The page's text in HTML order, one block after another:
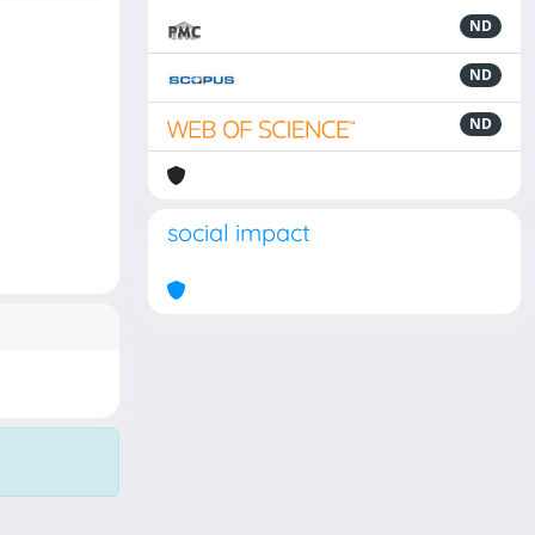
ND
ND
ND
social impact